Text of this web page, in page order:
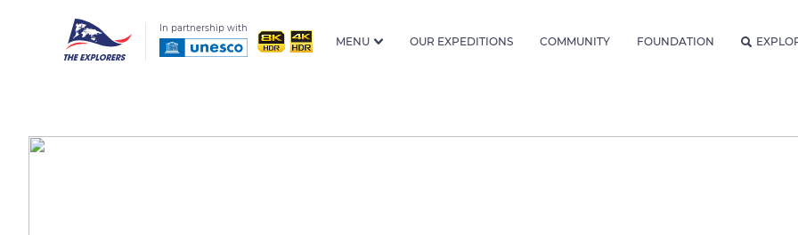
In partnership with
MENU OUR EXPEDITIONS COMMUNITY FOUNDATION